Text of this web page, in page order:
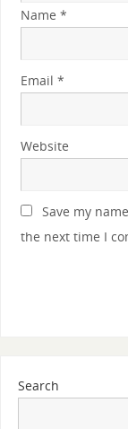
Name *
Email *
Website
Save my
the next time I
Search